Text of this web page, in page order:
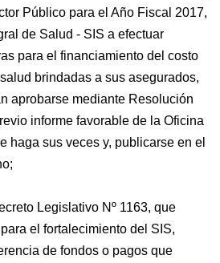
Público para el Año Fiscal 2017,
de Salud - SIS a efectuar
para el financiamiento del costo
brindadas a sus asegurados,
aprobarse mediante Resolución
informe favorable de la Oficina
haga sus veces y, publicarse en el
Legislativo Nº 1163, que
el fortalecimiento del SIS,
de fondos o pagos que